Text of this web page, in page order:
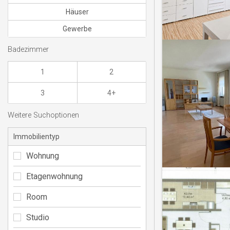
Häuser
Gewerbe
Badezimmer
1 2
3 4+
Weitere Suchoptionen
Immobilientyp
Wohnung
Etagenwohnung
Room
Studio